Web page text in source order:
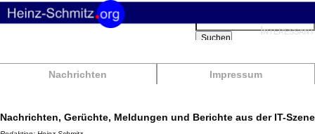
Nachrichten Impressum
Suchbegriffe
Suchen
Nachrichten, Gerüchte, Meldungen und Berichte aus der IT-Szene